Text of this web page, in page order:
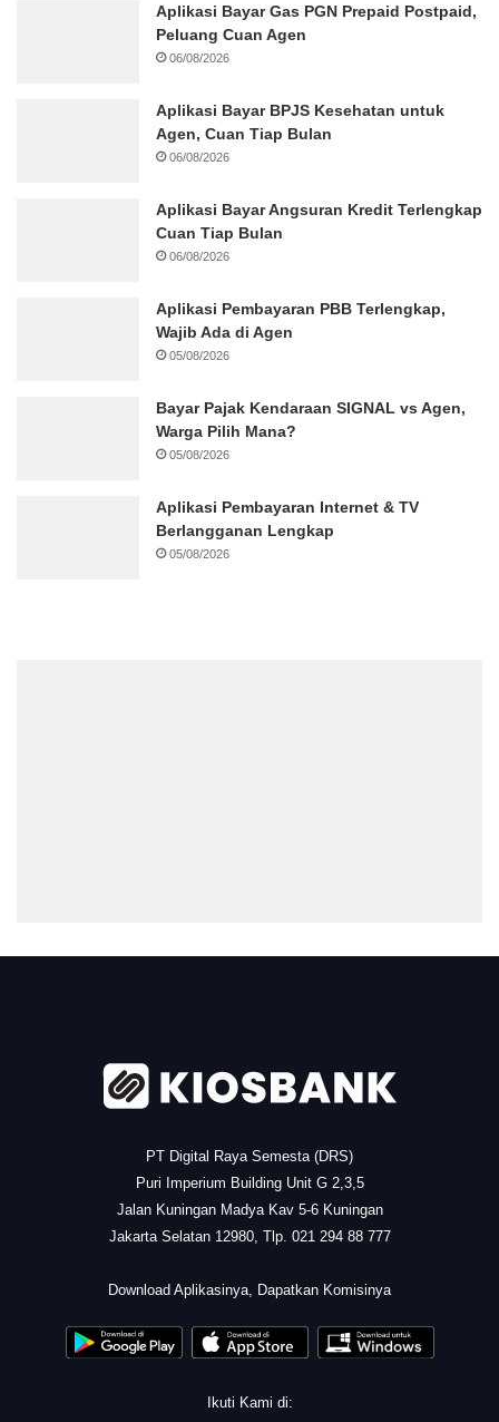
Aplikasi Bayar Gas PGN Prepaid Postpaid,
Peluang Cuan Agen
06/08/2026
Aplikasi Bayar BPJS Kesehatan untuk
Agen, Cuan Tiap Bulan
06/08/2026
Aplikasi Bayar Angsuran Kredit Terlengkap
Cuan Tiap Bulan
06/08/2026
Aplikasi Pembayaran PBB Terlengkap,
Wajib Ada di Agen
05/08/2026
Bayar Pajak Kendaraan SIGNAL vs Agen,
Warga Pilih Mana?
05/08/2026
Aplikasi Pembayaran Internet & TV
Berlangganan Lengkap
05/08/2026
PT Digital Raya Semesta (DRS)
Puri Imperium Building Unit G 2,3,5
Jalan Kuningan Madya Kav 5-6 Kuningan
Jakarta Selatan 12980, Tlp. 021 294 88 777
Download Aplikasinya, Dapatkan Komisinya
Ikuti Kami di: